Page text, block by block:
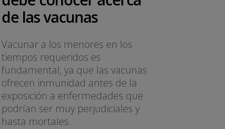
de las vacunas
Vacunar a los menores en los
tiempos requeridos es
fundamental, ya que las vacunas
ofrecen inmunidad antes de la
exposición a enfermedades que
podrían ser muy perjudiciales y
hasta mortales.